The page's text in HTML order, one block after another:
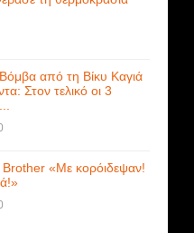
από τη Βίκυ Καγιά
Στον τελικό οι 3
Brother «Με κορόιδεψαν!